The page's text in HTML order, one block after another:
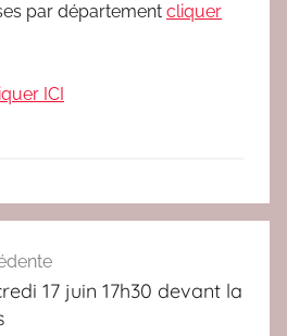
par département cliquer
ICI
17 juin 17h30 devant la